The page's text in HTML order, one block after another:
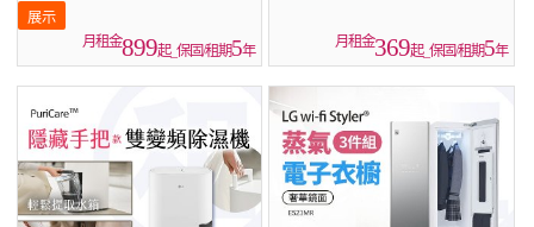
雪霧白 (DFB335HE)／消光
銀(DFB335HS)／雲朵白
(DFB533FW)899起_保固/租期5年
(MD161QPE0)
369起_保固/租期5年